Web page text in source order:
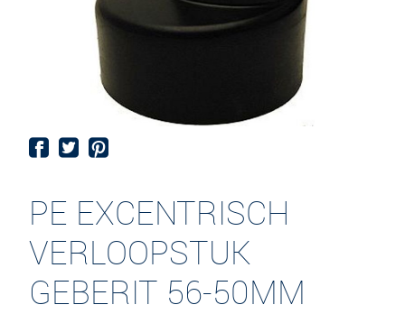
PE EXCENTRISCH
VERLOOPSTUK
GEBERIT 56-50MM